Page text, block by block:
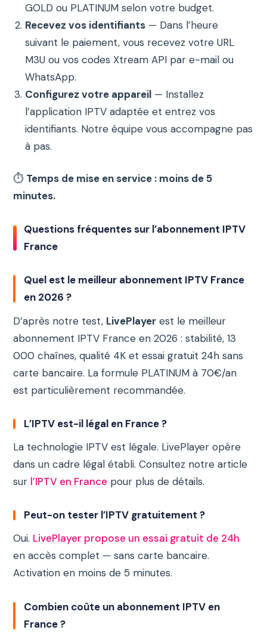
GOLD ou PLATINUM selon votre budget.
Recevez vos identifiants — Dans l’heure
suivant le paiement, vous recevez votre URL
M3U ou vos codes Xtream API par e-mail ou
WhatsApp.
Configurez votre appareil — Installez
l’application IPTV adaptée et entrez vos
identifiants. Notre équipe vous accompagne pas
à pas.
⏱️ Temps de mise en service : moins de 5
minutes.
Questions fréquentes sur l’abonnement IPTV
France
Quel est le meilleur abonnement IPTV France
en 2026 ?
D’après notre test, LivePlayer est le meilleur
abonnement IPTV France en 2026 : stabilité, 13
000 chaînes, qualité 4K et essai gratuit 24h sans
carte bancaire. La formule PLATINUM à 70€/an
est particulièrement recommandée.
L’IPTV est-il légal en France ?
La technologie IPTV est légale. LivePlayer opère
dans un cadre légal établi. Consultez notre article
sur l’IPTV en France pour plus de détails.
Peut-on tester l’IPTV gratuitement ?
Oui. LivePlayer propose un essai gratuit de 24h
en accès complet — sans carte bancaire.
Activation en moins de 5 minutes.
Combien coûte un abonnement IPTV en
France ?